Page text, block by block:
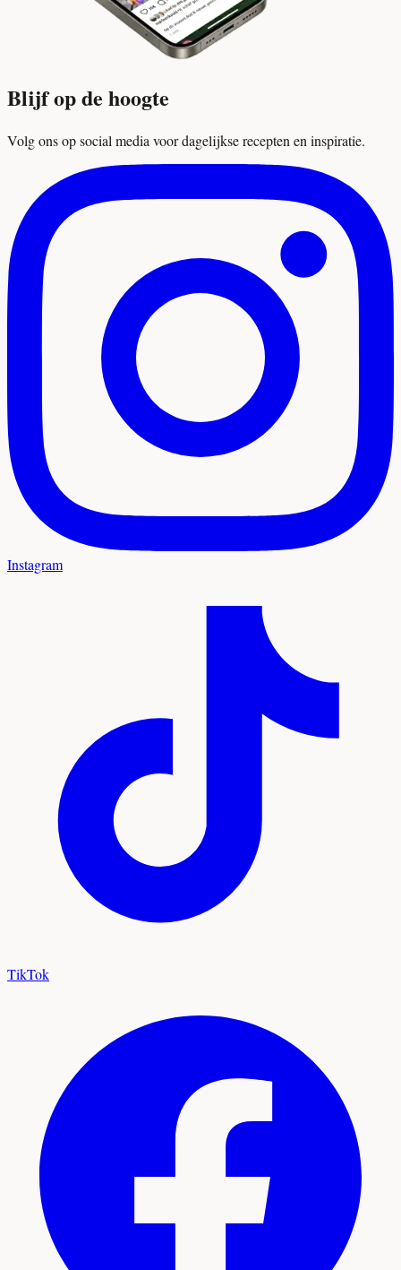
Blijf op de hoogte
Volg ons op social media voor dagelijkse recepten en inspiratie.
Instagram
TikTok